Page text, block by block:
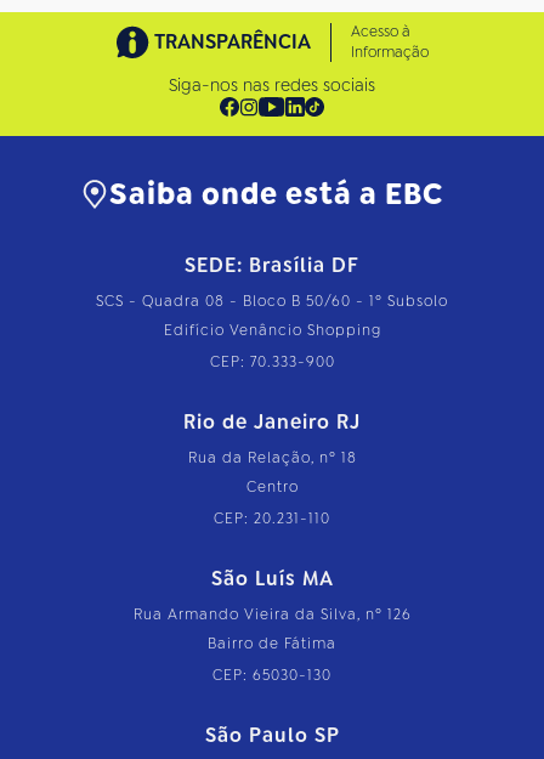
TRANSPARÊNCIA
Acesso à
Informação
Siga-nos nas redes sociais
Saiba onde está a EBC
SEDE: Brasília DF
SCS - Quadra 08 - Bloco B 50/60 - 1º Subsolo
Edifício Venâncio Shopping
CEP: 70.333-900
Rio de Janeiro RJ
Rua da Relação, nº 18
Centro
CEP: 20.231-110
São Luís MA
Rua Armando Vieira da Silva, nº 126
Bairro de Fátima
CEP: 65030-130
São Paulo SP